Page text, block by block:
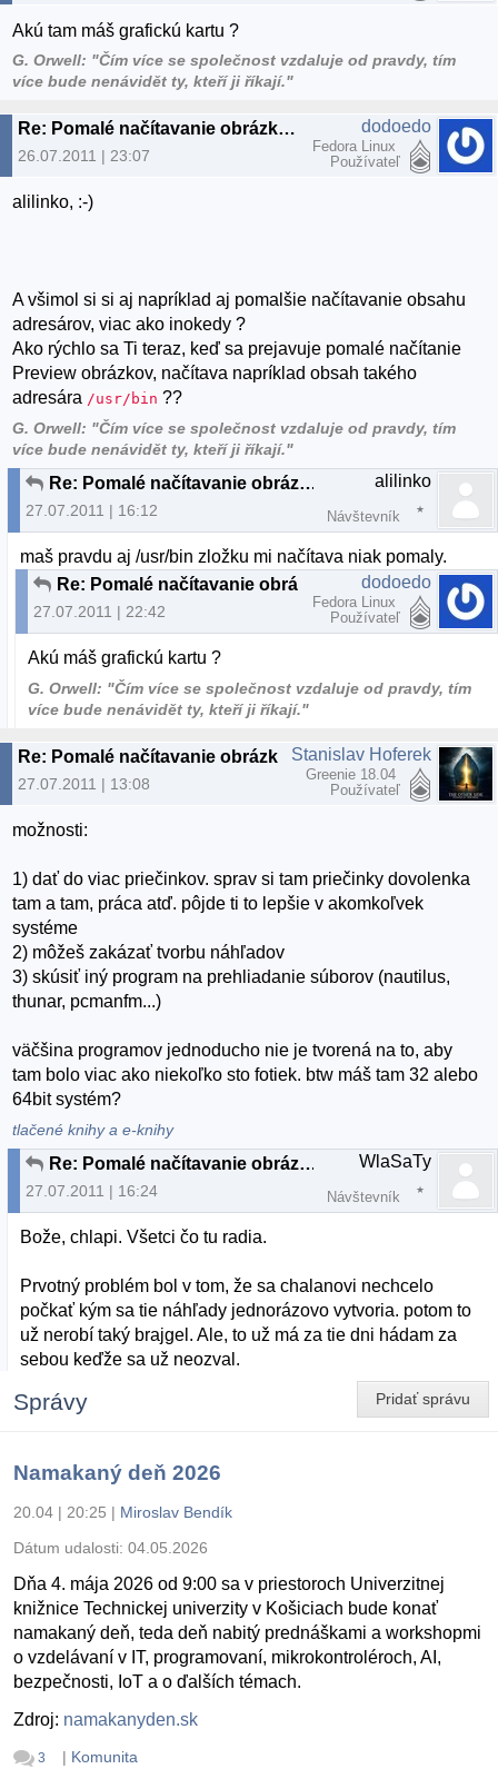
Akú tam máš grafickú kartu ?
G. Orwell: "Čím více se společnost vzdaluje od pravdy, tím
více bude nenávidět ty, kteří ji říkají."
Re: Pomalé načítavanie obrázkov v lubovolnej zložke
26.07.2011 | 23:07
dodoedo
Fedora Linux
Používateľ
alilinko, :-)
A všimol si si aj napríklad aj pomalšie načítavanie obsahu
adresárov, viac ako inokedy ?
Ako rýchlo sa Ti teraz, keď sa prejavuje pomalé načítanie
Preview obrázkov, načítava napríklad obsah takého
adresára /usr/bin ??
G. Orwell: "Čím více se společnost vzdaluje od pravdy, tím
více bude nenávidět ty, kteří ji říkají."
Re: Pomalé načítavanie obrázkov v lubovolnej zložke
27.07.2011 | 16:12
alilinko
Návštevník
maš pravdu aj /usr/bin zložku mi načítava niak pomaly.
27.07.2011 | 22:42
dodoedo
Fedora Linux
Používateľ
Akú máš grafickú kartu ?
G. Orwell: "Čím více se společnost vzdaluje od pravdy, tím
více bude nenávidět ty, kteří ji říkají."
Re: Pomalé načítavanie obrázkov v lubovolnej zložke
27.07.2011 | 13:08
Stanislav Hoferek
Greenie 18.04
Používateľ
možnosti:
1) dať do viac priečinkov. sprav si tam priečinky dovolenka
tam a tam, práca atď. pôjde ti to lepšie v akomkoľvek
systéme
2) môžeš zakázať tvorbu náhľadov
3) skúsiť iný program na prehliadanie súborov (nautilus,
thunar, pcmanfm...)
väčšina programov jednoducho nie je tvorená na to, aby
tam bolo viac ako niekoľko sto fotiek. btw máš tam 32 alebo
64bit systém?
tlačené knihy a e-knihy
Re: Pomalé načítavanie obrázkov v lubovolnej zložke
27.07.2011 | 16:24
WlaSaTy
Návštevník
Bože, chlapi. Všetci čo tu radia.
Prvotný problém bol v tom, že sa chalanovi nechcelo
počkať kým sa tie náhľady jednorázovo vytvoria. potom to
už nerobí taký brajgel. Ale, to už má za tie dni hádam za
sebou keďže sa už neozval.
Pridať správu
Správy
Namakaný deň 2026
20.04 | 20:25 | Miroslav Bendík
Dátum udalosti: 04.05.2026
Dňa 4. mája 2026 od 9:00 sa v priestoroch Univerzitnej
knižnice Technickej univerzity v Košiciach bude konať
namakaný deň, teda deň nabitý prednáškami a workshopmi
o vzdelávaní v IT, programovaní, mikrokontroléroch, AI,
bezpečnosti, IoT a o ďalších témach.
Zdroj: namakanyden.sk
3 | Komunita